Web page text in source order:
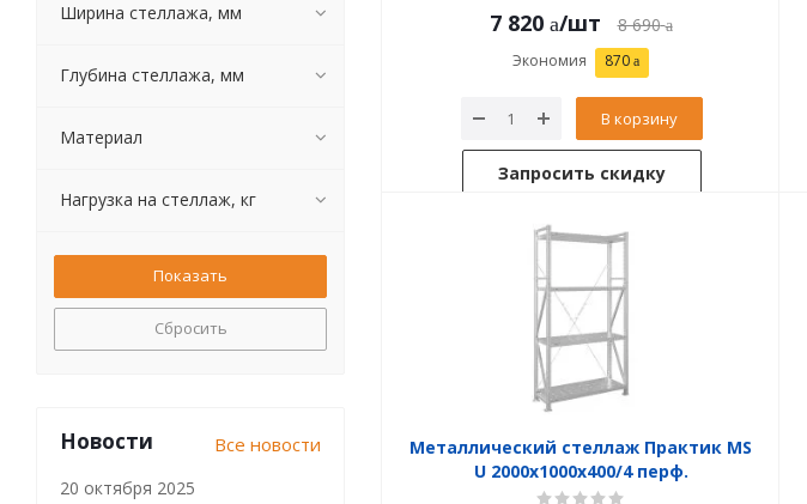
7 820 /шт 8 690
Экономия 870
В корзину
Запросить скидку
Металлический стеллаж Практик MS
U 2000x1000x400/4 перф.
Ширина стеллажа, мм
Глубина стеллажа, мм
Материал
Нагрузка на стеллаж, кг
Сбросить
Новости Все новости
20 октября 2025